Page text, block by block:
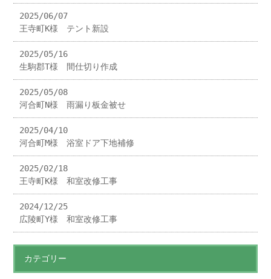
2025/06/07
王寺町K様 テント新設
2025/05/16
生駒郡T様 間仕切り作成
2025/05/08
河合町N様 雨漏り板金被せ
2025/04/10
河合町M様 浴室ドア下地補修
2025/02/18
王寺町K様 和室改修工事
2024/12/25
広陵町Y様 和室改修工事
カテゴリー